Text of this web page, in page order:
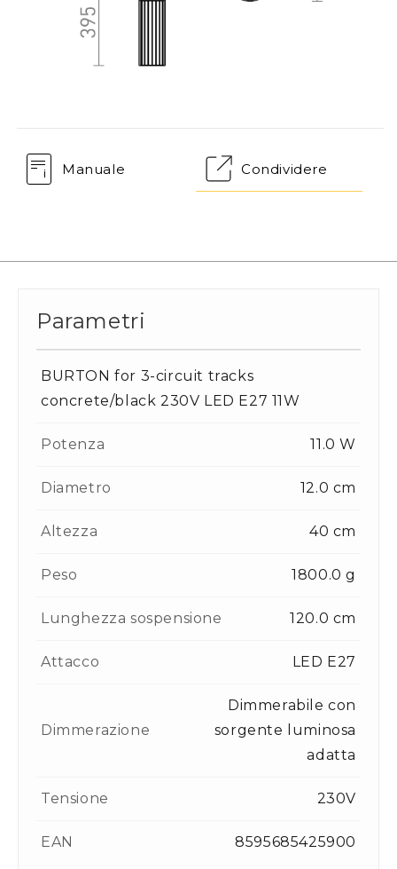
Manuale Condividere
Parametri
BURTON for 3-circuit tracks
concrete/black 230V LED E27 11W
Potenza 11.0 W
Diametro 12.0 cm
Altezza 40 cm
Peso 1800.0 g
Lunghezza sospensione 120.0 cm
Attacco LED E27
Dimmerazione
Dimmerabile con
sorgente luminosa
adatta
Tensione 230V
EAN 8595685425900